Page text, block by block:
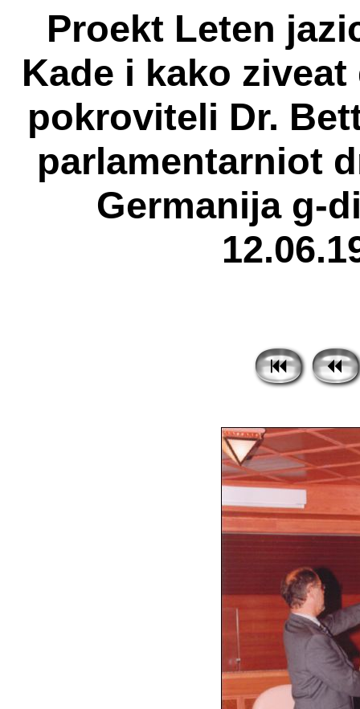
Proekt Leten
Kade i kako
pokroviteli Dr.
parlamentarniot
Germanija g-